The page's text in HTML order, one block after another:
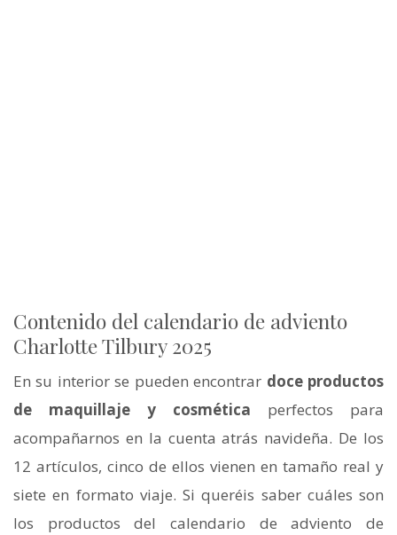
Contenido del calendario de adviento
Charlotte Tilbury 2025
En su interior se pueden encontrar doce productos
de maquillaje y cosmética perfectos para
acompañarnos en la cuenta atrás navideña. De los
12 artículos, cinco de ellos vienen en tamaño real y
siete en formato viaje. Si queréis saber cuáles son
los productos del calendario de adviento de